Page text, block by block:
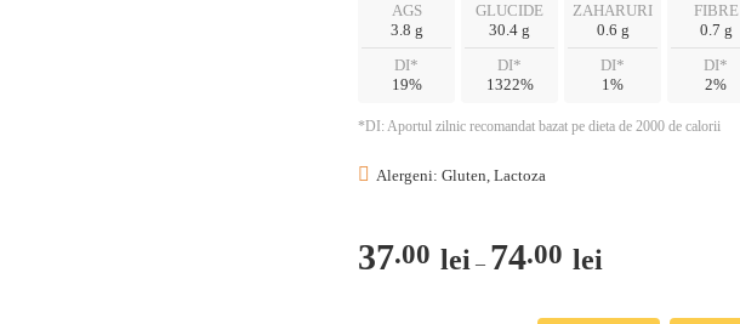
AGS
3.8 g
DI*
19%
GLUCIDE
30.4 g
DI*
1322%
ZAHARURI
0.6 g
DI*
1%
FIBRE
0.7 g
DI*
2%
*DI: Aportul zilnic recomandat bazat pe dieta de 2000 de calorii
Alergeni: Gluten, Lactoza
37.00 lei – 74.00 lei
prețuri: